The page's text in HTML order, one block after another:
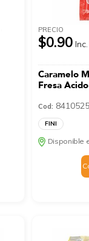
PRECIO
$0.90
Caramelo
Fresa
Cod:
FINI
Disponible